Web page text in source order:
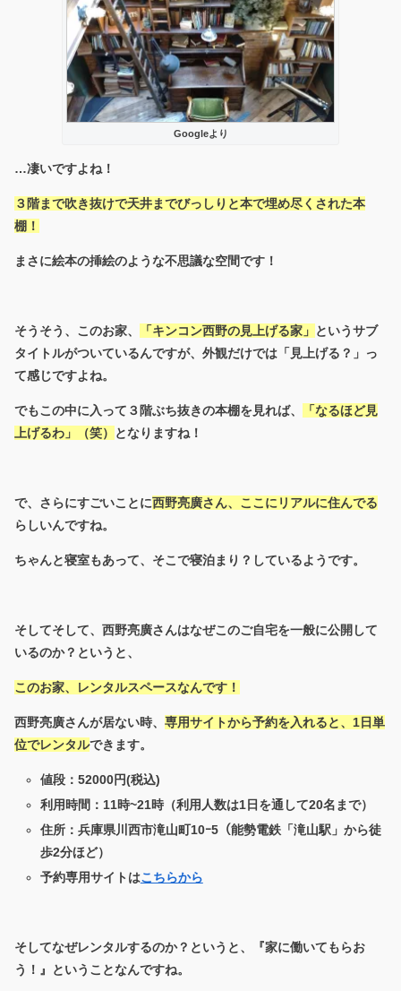
Googleより
…凄いですよね！
３階まで吹き抜けで天井までびっしりと本で埋め尽くされた本
棚！
まさに絵本の挿絵のような不思議な空間です！
そうそう、このお家、 「キンコン西野の見上げる家」 というサブ
タイトルがついているんですが、外観だけでは「見上げる？」っ
て感じですよね。
でもこの中に入って３階ぶち抜きの本棚を見れば、
「なるほど見
上げるわ」（笑）
となりますね！
で、さらにすごいことに西野亮廣さん、ここにリアルに住んでる
らしいんですね。
ちゃんと寝室もあって、そこで寝泊まり？しているようです。
そしてそして、西野亮廣さんはなぜこのご自宅を一般に公開して
いるのか？というと、
このお家、レンタルスペースなんです！
西野亮廣さんが居ない時、 専用サイトから予約を入れると、1日単
位でレンタルできます。
値段：52000円(税込)
利用時間：11時~21時（利用人数は1日を通して20名まで）
住所：兵庫県川西市滝山町10ｰ5（能勢電鉄「滝山駅」から徒
歩2分ほど）
予約専用サイトはこちらから
そしてなぜレンタルするのか？というと、『家に働いてもらお
う！』ということなんですね。